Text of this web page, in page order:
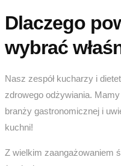
Dlaczego
wybrać
Nasz zespół kucharzy i
zdrowego odżywiania.
branży gastronomicznej i
kuchni!
Z wielkim zaangażowaniem